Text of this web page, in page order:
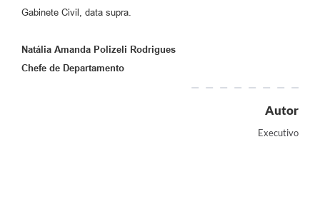
Gabinete Civil, data supra.
Natália Amanda Polizeli Rodrigues
Chefe de Departamento
Autor
Executivo